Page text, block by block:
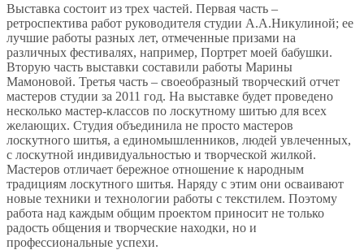
Выставка состоит из трех частей. Первая часть –
ретроспектива работ руководителя студии А.А.Никулиной; ее
лучшие работы разных лет, отмеченные призами на
различных фестивалях, например, Портрет моей бабушки.
Вторую часть выставки составили работы Марины
Мамоновой. Третья часть – своеобразный творческий отчет
мастеров студии за 2011 год. На выставке будет проведено
несколько мастер-классов по лоскутному шитью для всех
желающих. Студия объединила не просто мастеров
лоскутного шитья, а единомышленников, людей увлеченных,
с лоскутной индивидуальностью и творческой жилкой.
Мастеров отличает бережное отношение к народным
традициям лоскутного шитья. Наряду с этим они осваивают
новые техники и технологии работы с текстилем. Поэтому
работа над каждым общим проектом приносит не только
радость общения и творческие находки, но и
профессиональные успехи.